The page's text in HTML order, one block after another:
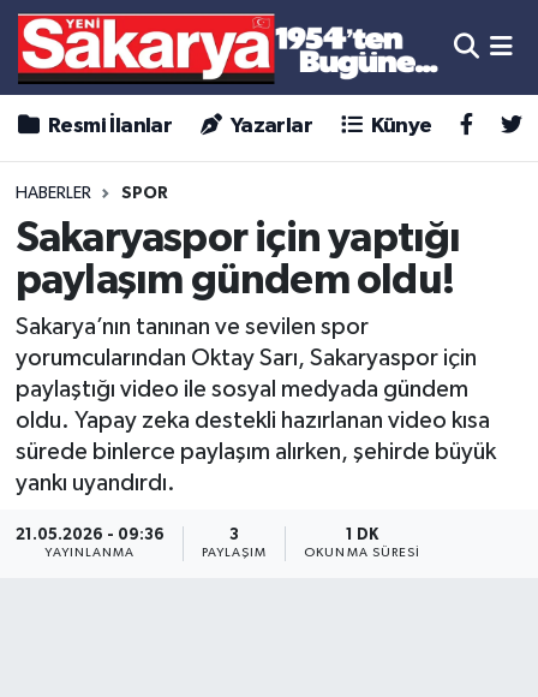
Resmi İlanlar Yazarlar Künye
HABERLER SPOR
Sakaryaspor için yaptığı
paylaşım gündem oldu!
Sakarya’nın tanınan ve sevilen spor
yorumcularından Oktay Sarı, Sakaryaspor için
paylaştığı video ile sosyal medyada gündem
oldu. Yapay zeka destekli hazırlanan video kısa
sürede binlerce paylaşım alırken, şehirde büyük
yankı uyandırdı.
21.05.2026 - 09:36
YAYINLANMA
3
PAYLAŞIM
1 DK
OKUNMA SÜRESI